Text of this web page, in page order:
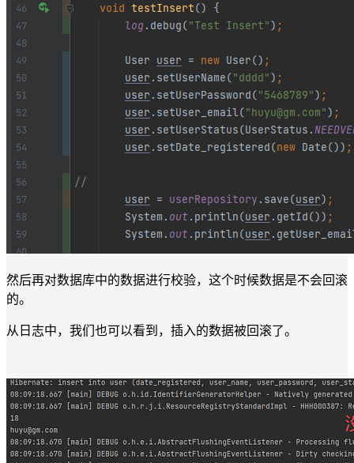
然后再对数据库中的数据进行校验，这个时候数据是不会回滚
的。
从日志中，我们也可以看到，插入的数据被回滚了。